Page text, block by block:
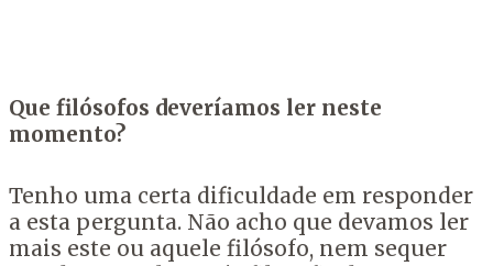
Que filósofos deveríamos ler neste
momento?
Tenho uma certa dificuldade em responder
a esta pergunta. Não acho que devamos ler
mais este ou aquele filósofo, nem sequer